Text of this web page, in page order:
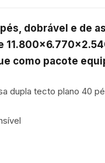
dobrável e de
como pacote
dupla tecto plano 40